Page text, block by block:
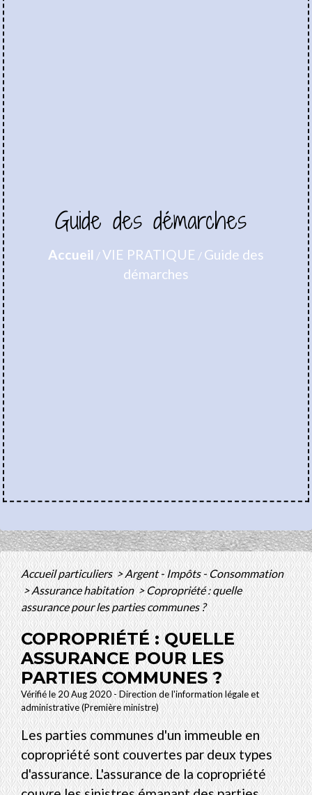
Guide des démarches
Accueil /VIE PRATIQUE / Guide des
démarches
Accueil particuliers>Argent - Impôts - Consommation
>Assurance habitation>Copropriété : quelle
assurance pour les parties communes ?
COPROPRIÉTÉ : QUELLE
ASSURANCE POUR LES
PARTIES COMMUNES ?
Vérifié le 20 Aug 2020 - Direction de l'information légale et
administrative (Première ministre)
Les parties communes d'un immeuble en
copropriété sont couvertes par deux types
d'assurance. L'assurance de la copropriété